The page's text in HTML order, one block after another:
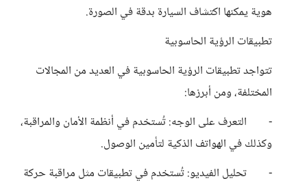
هوية يمكنها اكتشاف السيارة بدقة في الصورة.
تطبيقات الرؤية الحاسوبية
تتواجد تطبيقات الرؤية الحاسوبية في العديد من المجالات
المختلفة، ومن أبرزها:
- التعرف على الوجه: تُستخدم في أنظمة الأمان والمراقبة،
وكذلك في الهواتف الذكية لتأمين الوصول.
- تحليل الفيديو: تُستخدم في تطبيقات مثل مراقبة حركة